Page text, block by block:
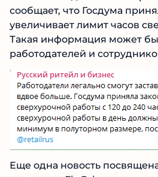
сообщает, что Госдума
увеличивает лимит часов
Такая информация может
работодателей и
Еще одна новость